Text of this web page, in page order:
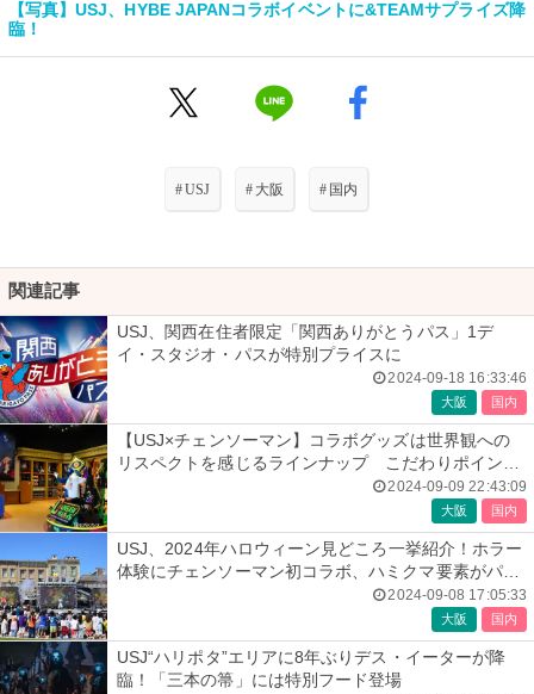
【写真】USJ、HYBE JAPANコラボイベントに&TEAMサプライズ降
臨！
#USJ # 大阪 # 国内
関連記事
USJ、関西在住者限定「関西ありがとうパス」1デ
イ・スタジオ・パスが特別プライスに
2024-09-18 16:33:46
大阪 国内
【USJ×チェンソーマン】コラボグッズは世界観への
リスペクトを感じるラインナップ こだわりポイント
2024-09-09 22:43:09
大阪 国内
USJ、2024年ハロウィーン見どころ一挙紹介！ホラー
体験にチェンソーマン初コラボ、ハミクマ要素がパワ
2024-09-08 17:05:33
大阪 国内
USJ“ハリポタ”エリアに8年ぶりデス・イーターが降
臨！「三本の箒」には特別フード登場